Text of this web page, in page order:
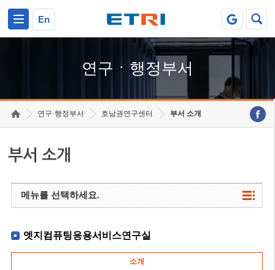
En
연구ㆍ행정부서
연구·행정부서 호남권연구센터 부서 소개
부서 소개
메뉴를 선택하세요.
엣지컴퓨팅응용서비스연구실
소개